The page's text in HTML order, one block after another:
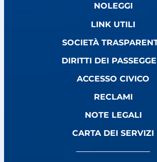
NOLEGGI
LINK UTILI
SOCIETÀ
DIRITTI DEI
ACCESSO CIVICO
RECLAMI
NOTE LEGALI
CARTA DEI SERVIZI